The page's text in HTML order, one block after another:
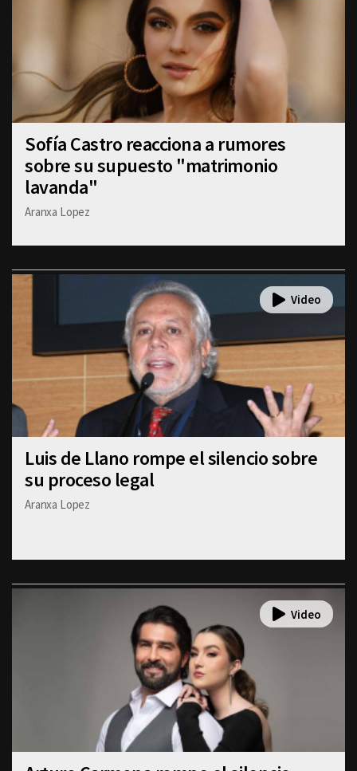
Sofía Castro reacciona a rumores
sobre su supuesto "matrimonio
lavanda"
Aranxa Lopez
Luis de Llano rompe el silencio sobre
su proceso legal
Aranxa Lopez